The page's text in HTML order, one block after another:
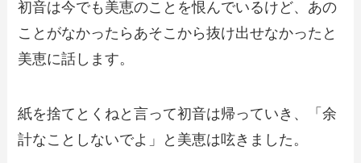
初音は今でも美恵のことを恨んでいるけど、あの
ことがなかったらあそこから抜け出せなかったと
美恵に話します。
紙を捨てとくねと言って初音は帰っていき、「余
計なことしないでよ」と美恵は呟きました。